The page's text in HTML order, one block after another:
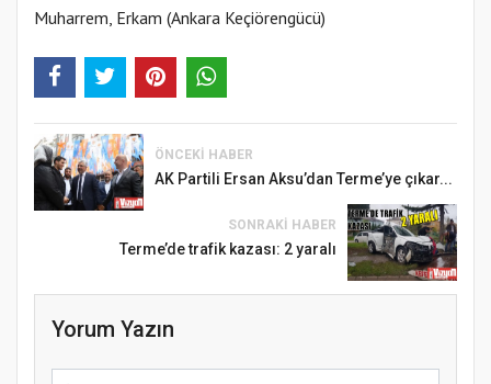
Muharrem, Erkam (Ankara Keçiörengücü)
ÖNCEKI HABER
AK Partili Ersan Aksu’dan Terme’ye çıkar...
SONRAKI HABER
Terme’de trafik kazası: 2 yaralı
Yorum Yazın